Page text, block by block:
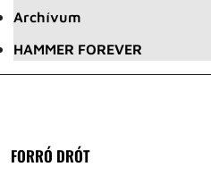
Archívum
HAMMER FOREVER
FORRÓ DRÓT